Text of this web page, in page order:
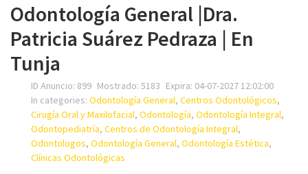
Odontología General |Dra.
Patricia Suárez Pedraza | En
Tunja
ID Anuncio: 899 Mostrado: 5183 Expira: 04-07-2027 12:02:00
In categories: Odontología General, Centros Odontológicos,
Cirugía Oral y Maxilofacial, Odontología, Odontología Integral,
Odontopediatría, Centros de Odontología Integral,
Odontologos, Odontología General, Odontología Estética,
Clínicas Odontológicas
Su nombre
Su email